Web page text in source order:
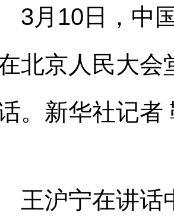
10日，中国
北京人民大会
。新华社记者
沪宁在讲话中